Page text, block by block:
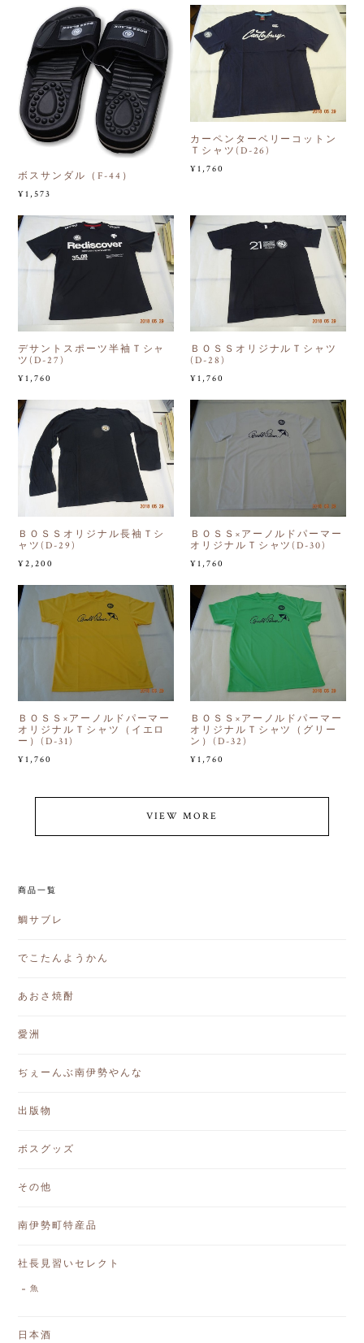
ボスサンダル（F-44）
¥1,573
カーペンターベリーコットン
Ｔシャツ(D-26)
¥1,760
デサントスポーツ半袖Ｔシャ
ツ(D-27)
¥1,760
ＢＯＳＳオリジナルＴシャツ
(D-28)
¥1,760
ＢＯＳＳオリジナル長袖Ｔシ
ャツ(D-29)
¥2,200
ＢＯＳＳ×アーノルドパーマー
オリジナルＴシャツ(D-30)
¥1,760
ＢＯＳＳ×アーノルドパーマー
オリジナルＴシャツ（イエロ
ー）(D-31)
¥1,760
ＢＯＳＳ×アーノルドパーマー
オリジナルＴシャツ（グリー
ン）(D-32)
¥1,760
VIEW MORE
商品一覧
鯛サブレ
でこたんようかん
あおさ焼酎
愛洲
ぢぇーんぶ南伊勢やんな
出版物
ボスグッズ
その他
南伊勢町特産品
社長見習いセレクト
魚
日本酒